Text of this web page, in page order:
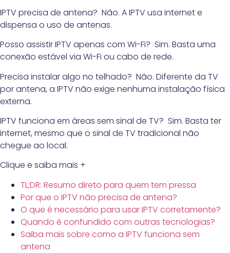
IPTV precisa de antena? Não. A IPTV usa internet e
dispensa o uso de antenas.
Posso assistir IPTV apenas com Wi-Fi? Sim. Basta uma
conexão estável via Wi-Fi ou cabo de rede.
Precisa instalar algo no telhado? Não. Diferente da TV
por antena, a IPTV não exige nenhuma instalação física
externa.
IPTV funciona em áreas sem sinal de TV? Sim. Basta ter
internet, mesmo que o sinal de TV tradicional não
chegue ao local.
Clique e saiba mais +
TL;DR: Resumo direto para quem tem pressa
Por que o IPTV não precisa de antena?
O que é necessário para usar IPTV corretamente?
Quando é confundido com outras tecnologias?
Saiba mais sobre como a IPTV funciona sem
antena